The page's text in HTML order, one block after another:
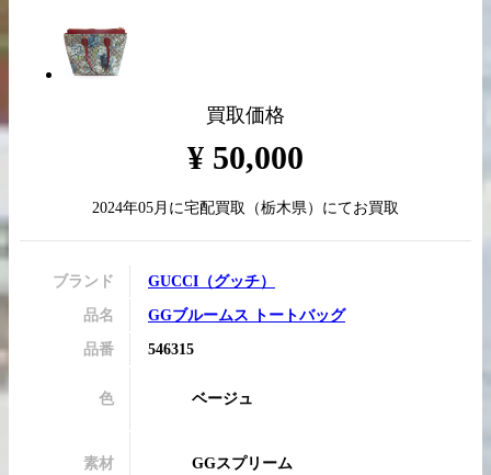
買取実績はこちらから
買取価格
¥ 50,000
2024年05月 に宅配買取 （栃木県）にてお買取
ブランド GUCCI （グッチ）
品名 GGブルームス トートバッグ
品番 546315
色 ベージュ
素材 GGスプリーム